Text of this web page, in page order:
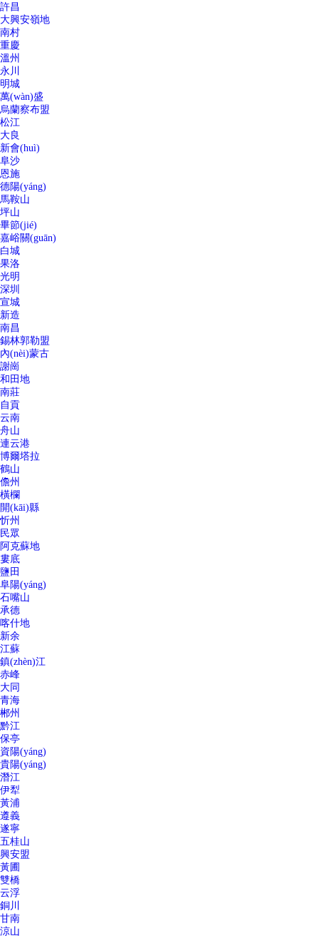
許昌
大興安嶺地
南村
重慶
溫州
永川
明城
萬(wàn)盛
烏蘭察布盟
松江
大良
新會(huì)
阜沙
恩施
德陽(yáng)
馬鞍山
坪山
畢節(jié)
嘉峪關(guān)
白城
果洛
光明
深圳
宣城
新造
南昌
錫林郭勒盟
內(nèi)蒙古
謝崗
和田地
南莊
自貢
云南
舟山
連云港
博爾塔拉
鶴山
儋州
橫欄
開(kāi)縣
忻州
民眾
阿克蘇地
婁底
鹽田
阜陽(yáng)
石嘴山
承德
喀什地
新余
江蘇
鎮(zhèn)江
赤峰
大同
青海
郴州
黔江
保亭
資陽(yáng)
貴陽(yáng)
潛江
伊犁
黃浦
遵義
遂寧
五桂山
興安盟
黃圃
雙橋
云浮
銅川
甘南
涼山